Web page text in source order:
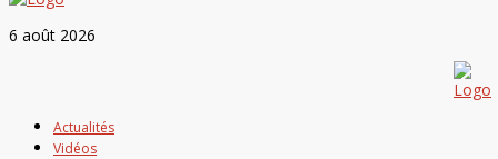
6 août 2026
Actualités
Vidéos